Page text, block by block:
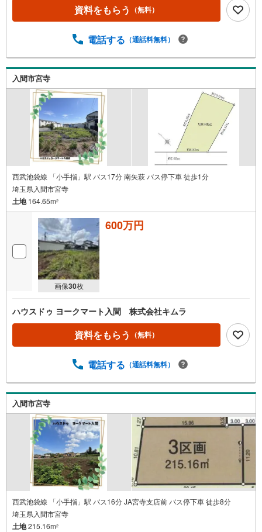
資料をもらう （無料）
電話する （通話料無料）
入間市宮寺
西武池袋線 「小手指」駅 バス17分 南矢萩 バス停下車 徒歩1分
埼玉県入間市宮寺
土地164.65m2
画像30枚
600万円
ハウスドゥ ヨークマート入間 株式会社キムラ
資料をもらう （無料）
電話する （通話料無料）
入間市宮寺
西武池袋線 「小手指」駅 バス16分 JA宮寺支店前 バス停下車 徒歩8分
埼玉県入間市宮寺
土地215.16m2